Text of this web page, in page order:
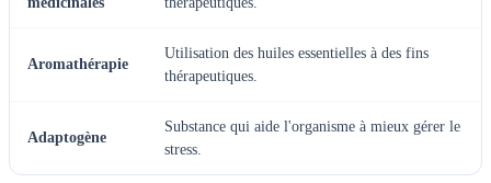
Aromathérapie
Utilisation des huiles essentielles à des fins
thérapeutiques.
Adaptogène
Substance qui aide l'organisme à mieux gérer le
stress.